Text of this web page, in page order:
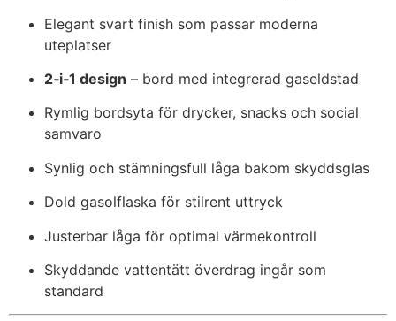
Elegant svart finish som passar moderna
uteplatser
2‑i‑1 design – bord med integrerad gaseldstad
Rymlig bordsyta för drycker, snacks och social
samvaro
Synlig och stämningsfull låga bakom skyddsglas
Dold gasolflaska för stilrent uttryck
Justerbar låga för optimal värmekontroll
Skyddande vattentätt överdrag ingår som
standard